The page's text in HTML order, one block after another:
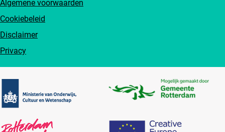
Algemene voorwaarden
Cookiebeleid
Disclaimer
Privacy